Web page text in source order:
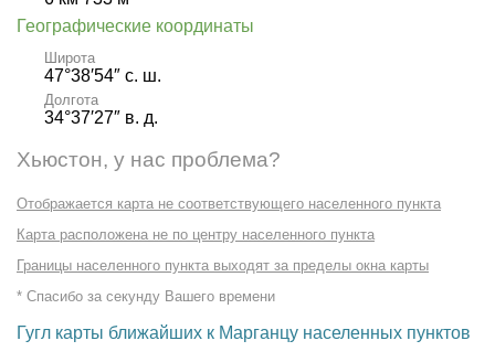
Географические координаты
Широта
47°38′54″ с. ш.
Долгота
34°37′27″ в. д.
Хьюстон, у нас проблема?
Отображается карта не соответствующего населенного пункта
Карта расположена не по центру населенного пункта
Границы населенного пункта выходят за пределы окна карты
* Спасибо за секунду Вашего времени
Гугл карты ближайших к Марганцу населенных пунктов